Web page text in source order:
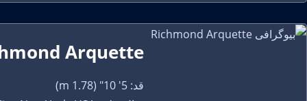
Arquette
قد: 5' 10" (1.78 m)